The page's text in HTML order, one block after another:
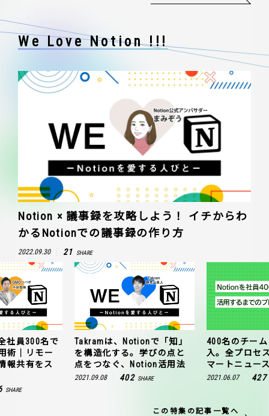
We Love Notion !!!
Notion × 議事録を攻略しよう！ イチからわ
かるNotionでの議事録の作り方
2022.09.30 21 SHARE
社員300名で
術｜リモー
報共有をス
SHARE
Takramは、Notionで「知」
を構造化する。学びの点と
点をつなぐ、Notion活用法
2021.09.08 402 SHARE
400名のチー
入。全プロセ
マートニュー
2021.06.07 427
この特集の記事一覧へ